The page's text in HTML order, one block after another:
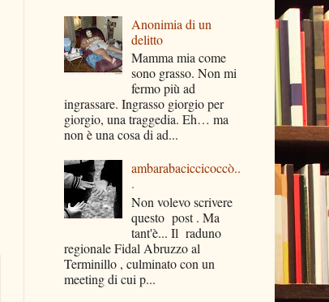
Anonimia di un
delitto
Mamma mia come
sono grasso. Non mi
fermo più ad
ingrassare. Ingrasso giorgio per
giorgio, una traggedia. Eh… ma
non è una cosa di ad...
ambarabaciccicoccò..
.
Non volevo scrivere
questo post . Ma
tant'è... Il raduno
regionale Fidal Abruzzo al
Terminillo , culminato con un
meeting di cui p...